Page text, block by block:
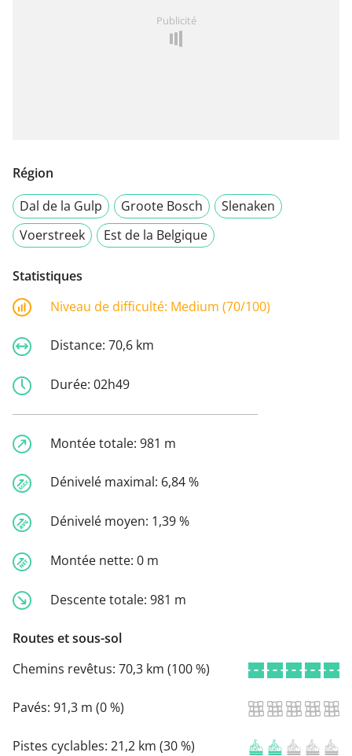
Publicité
Région
Dal de la Gulp
Groote Bosch
Slenaken
Voerstreek
Est de la Belgique
Statistiques
Niveau de difficulté: Medium (70/100)
Distance: 70,6 km
Durée: 02h49
Montée totale: 981 m
Dénivelé maximal: 6,84 %
Dénivelé moyen: 1,39 %
Montée nette: 0 m
Descente totale: 981 m
Routes et sous-sol
Chemins revêtus: 70,3 km (100 %)
Pavés: 91,3 m (0 %)
Pistes cyclables: 21,2 km (30 %)